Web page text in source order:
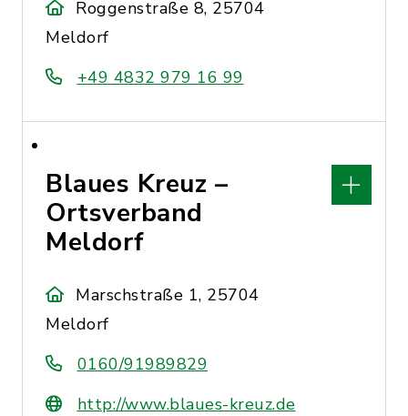
Roggenstraße 8, 25704
Meldorf
+49 4832 979 16 99
Blaues Kreuz –
Ortsverband
Meldorf
Marschstraße 1, 25704
Meldorf
0160/91989829
http://www.blaues-kreuz.de